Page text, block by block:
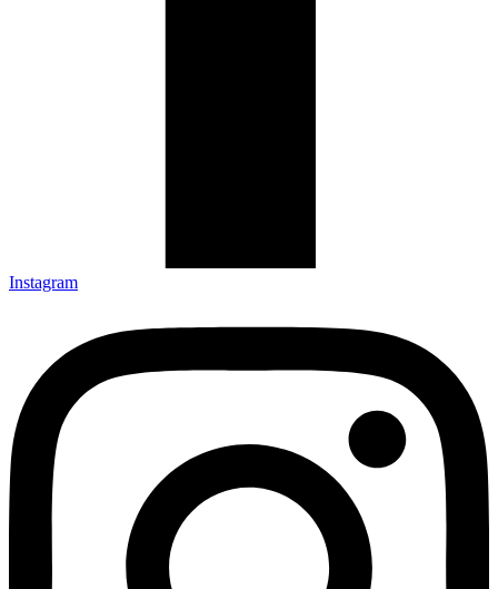
Instagram